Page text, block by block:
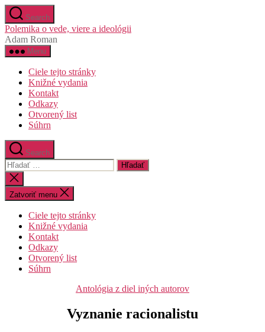
Preskočiť
na
obsah
Search
Polemika o vede, viere a ideológii
Adam Roman
Menu
Ciele tejto stránky
Knižné vydania
Kontakt
Odkazy
Otvorený list
Súhrn
Search
Vyhľadať:
Zatvoriť
vyhľadávanie
Zatvoriť menu
Ciele tejto stránky
Knižné vydania
Kontakt
Odkazy
Otvorený list
Súhrn
Kategórie
Antológia z diel iných autorov
Vyznanie racionalistu